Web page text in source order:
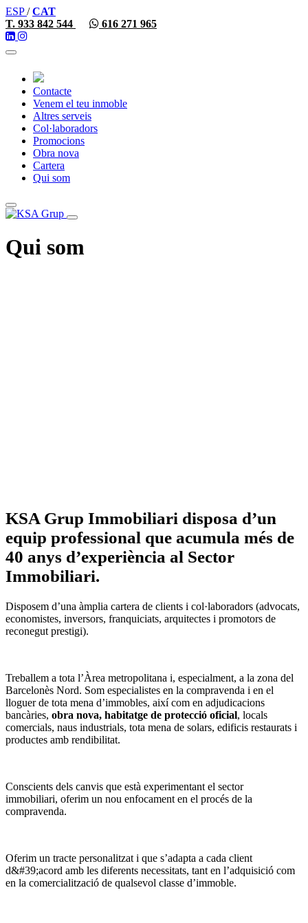
ESP/CAT
T. 933 842 544
616 271 965
Toggle
Contacte
Venem el teu inmoble
Altres serveis
Col·laboradors
Promocions
Obra nova
Cartera
Qui som
Toggle
navigation
Qui som
KSA Grup Immobiliari disposa d’un
equip professional que acumula més de
40 anys d’experiència al Sector
Immobiliari.
Disposem d’una àmplia cartera de clients i col·laboradors (advocats,
economistes, inversors, franquiciats, arquitectes i promotors de
reconegut prestigi).
Treballem a tota l’Àrea metropolitana i, especialment, a la zona del
Barcelonès Nord. Som especialistes en la compravenda i en el
lloguer de tota mena d’immobles, així com en adjudicacions
bancàries, obra nova, habitatge de protecció oficial, locals
comercials, naus industrials, tota mena de solars, edificis restaurats i
productes amb rendibilitat.
Conscients dels canvis que està experimentant el sector
immobiliari, oferim un nou enfocament en el procés de la
compravenda.
Oferim un tracte personalitzat i que s’adapta a cada client
d&#39;acord amb les diferents necessitats, tant en l’adquisició com
en la comercialització de qualsevol classe d’immoble.